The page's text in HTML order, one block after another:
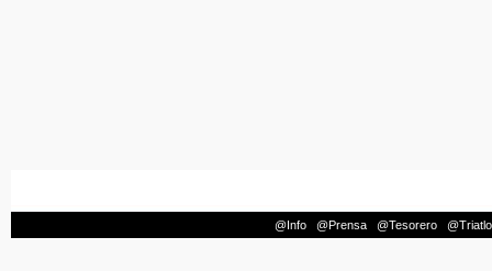
@Info @Prensa @Tesorero